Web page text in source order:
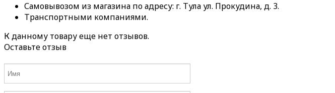
Самовывозом из магазина по адресу: г. Тула ул. Прокудина, д. 3.
Транспортными компаниями.
К данному товару еще нет отзывов.
Оставьте отзыв